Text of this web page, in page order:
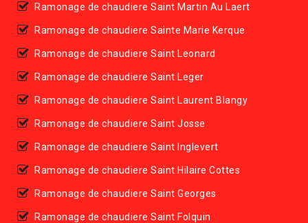
Ramonage de chaudiere Saint Martin Au Laert
Ramonage de chaudiere Sainte Marie Kerque
Ramonage de chaudiere Saint Leonard
Ramonage de chaudiere Saint Leger
Ramonage de chaudiere Saint Laurent Blangy
Ramonage de chaudiere Saint Josse
Ramonage de chaudiere Saint Inglevert
Ramonage de chaudiere Saint Hilaire Cottes
Ramonage de chaudiere Saint Georges
Ramonage de chaudiere Saint Folquin